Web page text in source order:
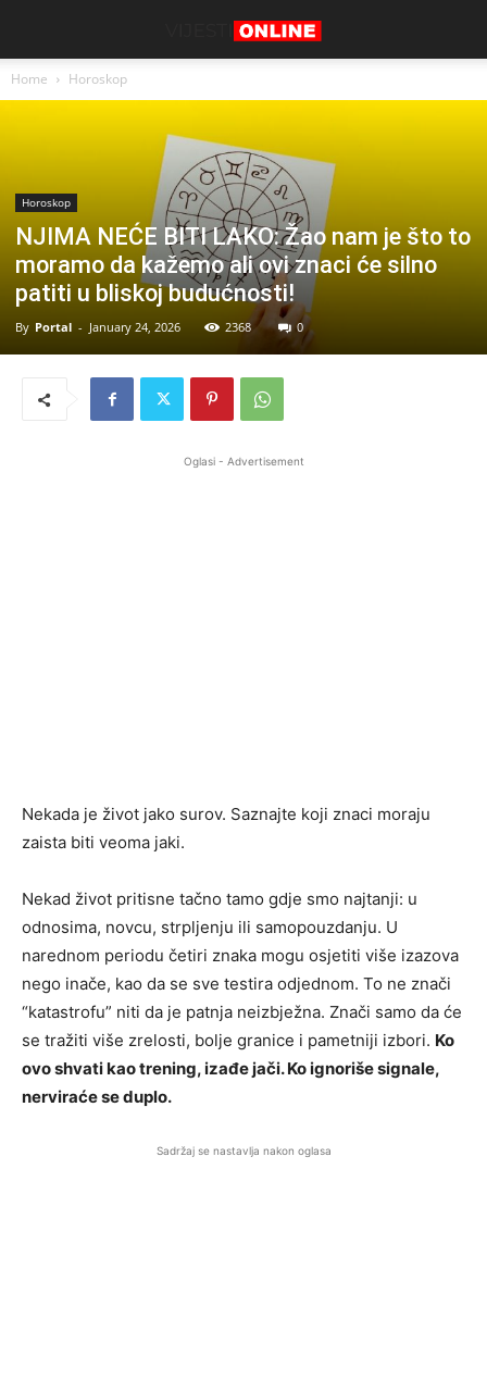
Home Horoskop
Horoskop
NJIMA NEĆE BITI LAKO: Žao nam je što to
moramo da kažemo ali ovi znaci će silno
patiti u bliskoj budućnosti!
By Portal - January 24, 2026 2368 0
Oglasi - Advertisement
Nekada je život jako surov. Saznajte koji znaci moraju
zaista biti veoma jaki.
Nekad život pritisne tačno tamo gdje smo najtanji: u
odnosima, novcu, strpljenju ili samopouzdanju. U
narednom periodu četiri znaka mogu osjetiti više izazova
nego inače, kao da se sve testira odjednom. To ne znači
“katastrofu” niti da je patnja neizbježna. Znači samo da će
se tražiti više zrelosti, bolje granice i pametniji izbori. Ko
ovo shvati kao trening, izađe jači. Ko ignoriše signale,
nerviraće se duplo.
Sadržaj se nastavlja nakon oglasa